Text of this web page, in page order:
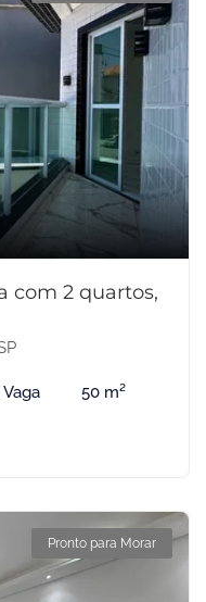
com 2 quartos,
Vaga 50 m²
Pronto para Morar